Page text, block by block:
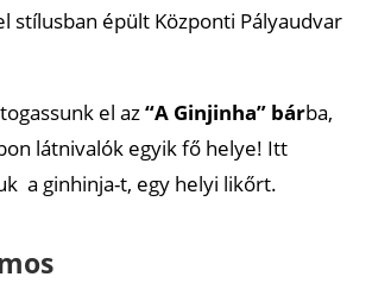
stílusban épült Központi Pályaudvar
el az“A Ginjinha” bárba,
látnivalók egyik fő helye! Itt
a ginhinja-t, egy helyi likőrt.